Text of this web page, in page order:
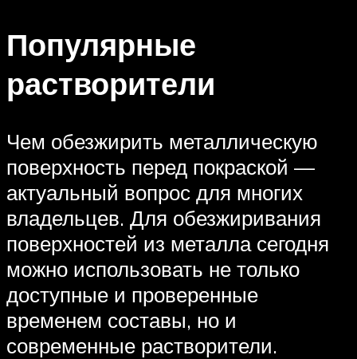
Популярные
растворители
Чем обезжирить металлическую
поверхность перед покраской —
актуальный вопрос для многих
владельцев. Для обезжиривания
поверхностей из металла сегодня
можно использовать не только
доступные и проверенные
временем составы, но и
современные растворители.